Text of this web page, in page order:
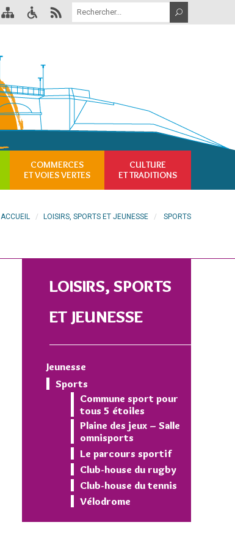
COMMERCES
ET VOIES VERTES
CULTURE
ET TRADITIONS
ACCUEIL LOISIRS, SPORTS ET JEUNESSE SPORTS
LOISIRS, SPORTS
ET JEUNESSE
Jeunesse
Sports
Commune sport pour
tous 5 étoiles
Plaine des jeux – Salle
omnisports
Le parcours sportif
Club-house du rugby
Club-house du tennis
Vélodrome